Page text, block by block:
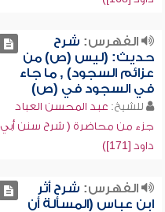
الفهرس: شرح
حديث: (ليس (ص) من
عزائم السجود) , ما جاء
في السجود في (ص)
للشيخ: عبد المحسن العباد
جزء من محاضرة ( شرح سنن أبي
داود [171])
الفهرس: شرح أثر
ابن عباس (المسألة أن